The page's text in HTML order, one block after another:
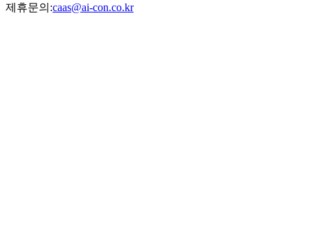
제휴문의:caas@ai-con.co.kr